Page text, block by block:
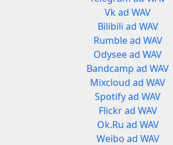
Vk ad WAV
Bilibili ad WAV
Rumble ad WAV
Odysee ad WAV
Bandcamp ad WAV
Mixcloud ad WAV
Spotify ad WAV
Flickr ad WAV
Ok.Ru ad WAV
Weibo ad WAV